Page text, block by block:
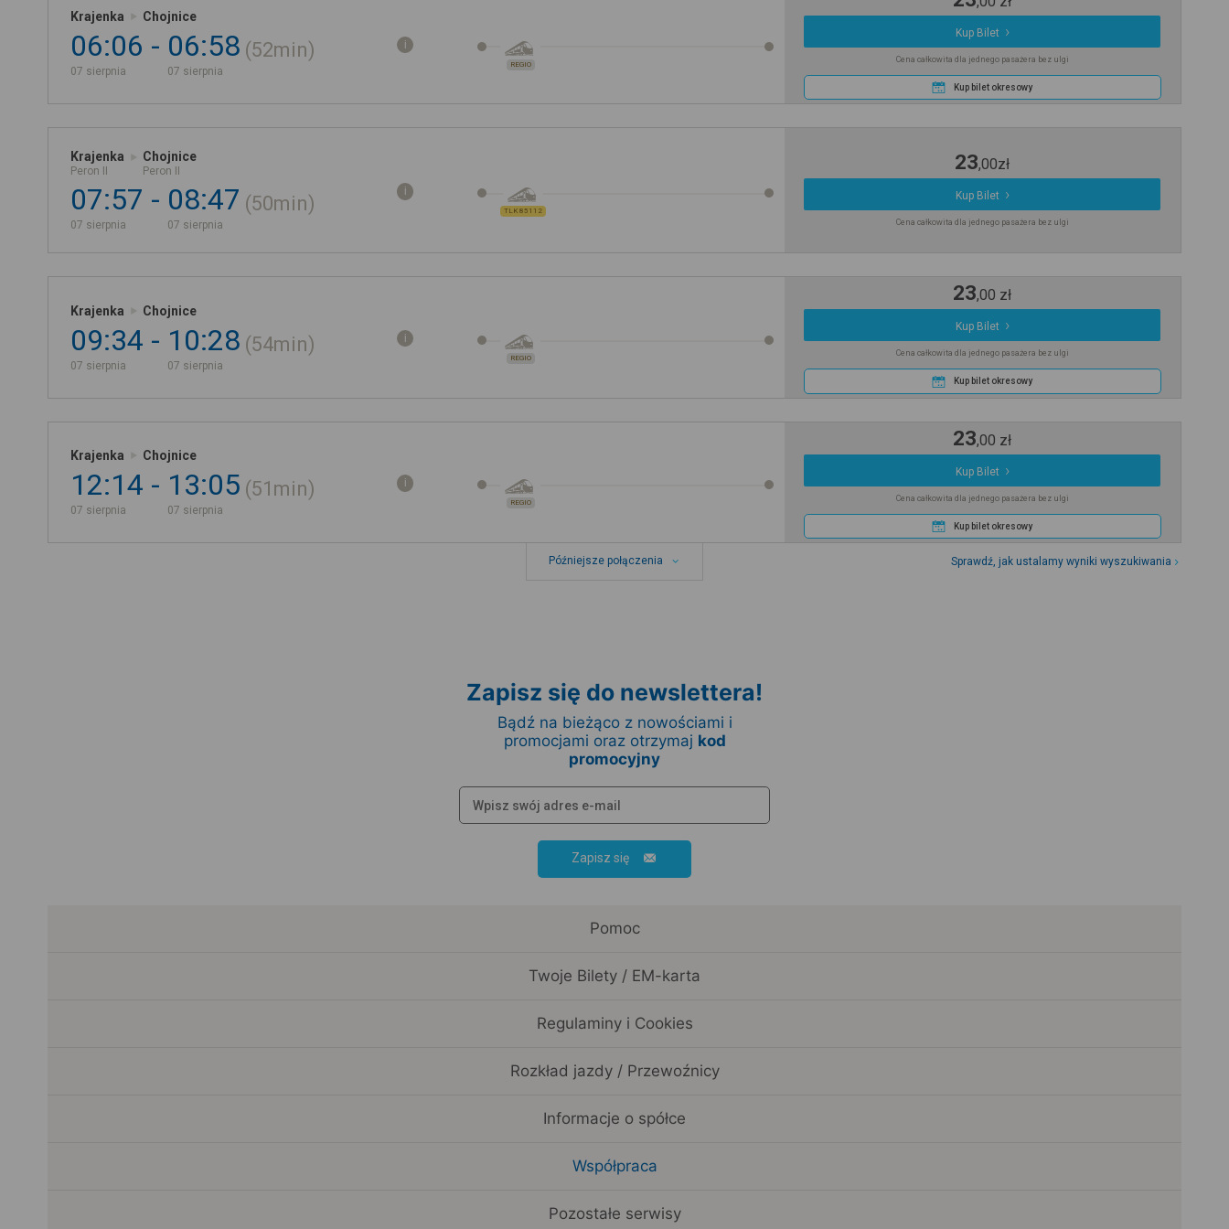
Krajenka Chojnice
06:06
07 sierpnia
06:58
07 sierpnia
52min
REGIO
Kup Bilet
Cena całkowita dla jednego pasażera bez ulgi
Kup bilet okresowy
Krajenka
Peron II
Chojnice
Peron II
07:57
07 sierpnia
08:47
07 sierpnia
50min TLK 85112
23,00zł
Kup Bilet
Cena całkowita dla jednego pasażera bez ulgi
Krajenka Chojnice
09:34
07 sierpnia
10:28
07 sierpnia
54min
REGIO
23,00 zł
Kup Bilet
Cena całkowita dla jednego pasażera bez ulgi
Kup bilet okresowy
Krajenka Chojnice
12:14
07 sierpnia
13:05
07 sierpnia
51min
REGIO
23,00 zł
Kup Bilet
Cena całkowita dla jednego pasażera bez ulgi
Kup bilet okresowy
Późniejsze połączenia Sprawdź, jak ustalamy wyniki wyszukiwania
Zapisz się do newslettera!
Bądź na bieżąco z nowościami i
promocjami oraz otrzymaj kod
promocyjny
Zapisz się
Pomoc
Twoje Bilety / EM-karta
Regulaminy i Cookies
Rozkład jazdy / Przewoźnicy
Informacje o spółce
Współpraca
Pozostałe serwisy